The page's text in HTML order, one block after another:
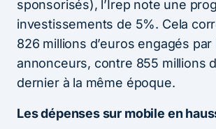
sponsorisés), l’Irep note une
investissements de 5%. Cela
826 millions d’euros engagés par
annonceurs, contre 855 millions
dernier à la même époque.
Les dépenses sur mobile en